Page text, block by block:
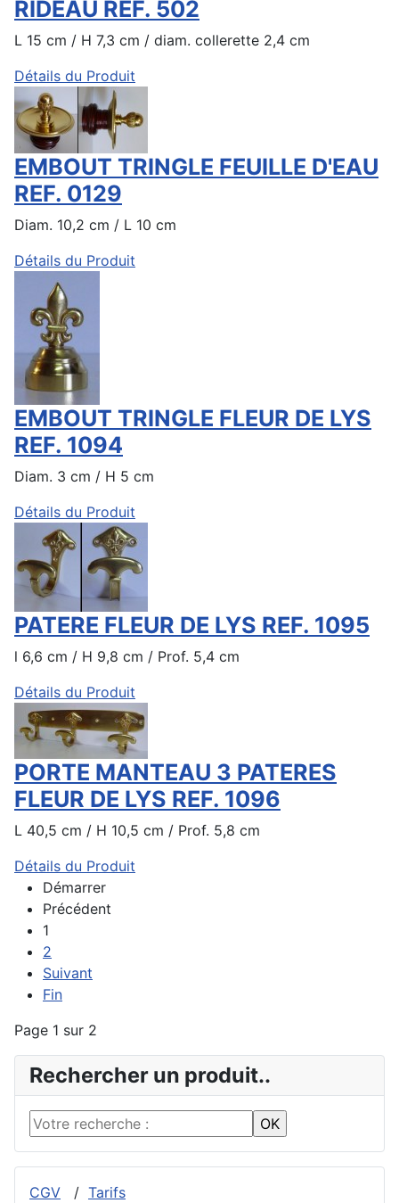
Rechercher un produit..
CGV / Tarifs
RIDEAU REF. 502
L 15 cm / H 7,3 cm / diam. collerette 2,4 cm
Détails du Produit
EMBOUT TRINGLE FEUILLE D'EAU
REF. 0129
Diam. 10,2 cm / L 10 cm
Détails du Produit
EMBOUT TRINGLE FLEUR DE LYS
REF. 1094
Diam. 3 cm / H 5 cm
Détails du Produit
PATERE FLEUR DE LYS REF. 1095
l 6,6 cm / H 9,8 cm / Prof. 5,4 cm
Détails du Produit
PORTE MANTEAU 3 PATERES
FLEUR DE LYS REF. 1096
L 40,5 cm / H 10,5 cm / Prof. 5,8 cm
Détails du Produit
Démarrer
Précédent
1
2
Suivant
Fin
Page 1 sur 2